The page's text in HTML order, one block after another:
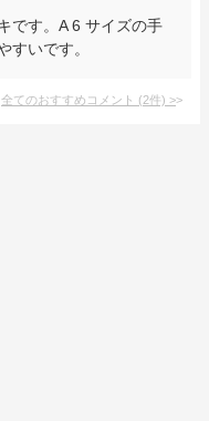
です。A 6 サイズの手
すいです。
全てのおすすめコメント (2件) >